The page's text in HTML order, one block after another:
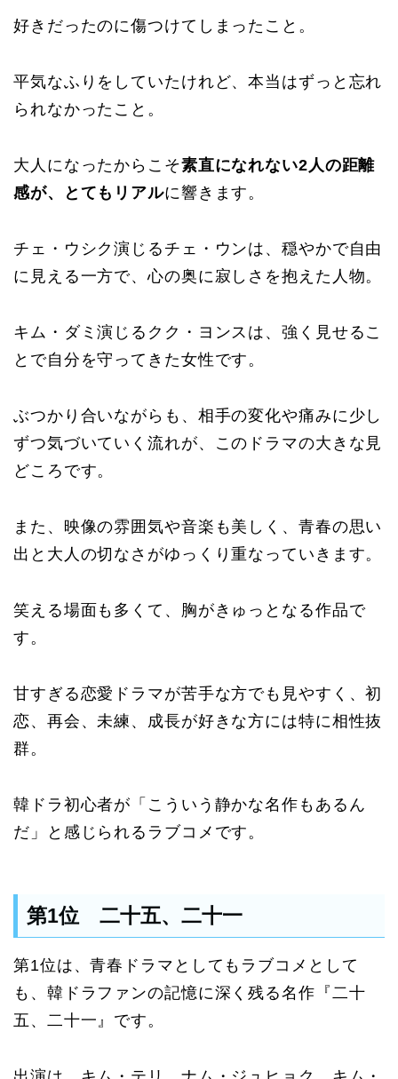
好きだったのに傷つけてしまったこと。
平気なふりをしていたけれど、本当はずっと忘れ
られなかったこと。
大人になったからこそ素直になれない2人の距離
感が、とてもリアルに響きます。
チェ・ウシク演じるチェ・ウンは、穏やかで自由
に見える一方で、心の奥に寂しさを抱えた人物。
キム・ダミ演じるクク・ヨンスは、強く見せるこ
とで自分を守ってきた女性です。
ぶつかり合いながらも、相手の変化や痛みに少し
ずつ気づいていく流れが、このドラマの大きな見
どころです。
また、映像の雰囲気や音楽も美しく、青春の思い
出と大人の切なさがゆっくり重なっていきます。
笑える場面も多くて、胸がきゅっとなる作品で
す。
甘すぎる恋愛ドラマが苦手な方でも見やすく、初
恋、再会、未練、成長が好きな方には特に相性抜
群。
韓ドラ初心者が「こういう静かな名作もあるん
だ」と感じられるラブコメです。
第1位 二十五、二十一
第1位は、青春ドラマとしてもラブコメとして
も、韓ドラファンの記憶に深く残る名作『二十
五、二十一』です。